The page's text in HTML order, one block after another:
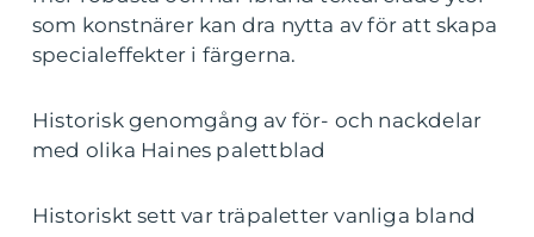
som konstnärer kan dra nytta av för att skapa
specialeffekter i färgerna.
Historisk genomgång av för- och nackdelar
med olika Haines palettblad
Historiskt sett var träpaletter vanliga bland